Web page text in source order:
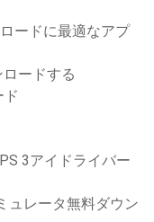
ードに最適なアプ
ードする
ド
3アイドライバー
ュレータ無料ダウン